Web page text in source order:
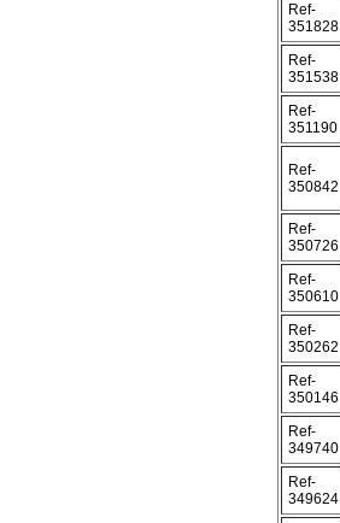
Ref-
351828
Ref-
351538
Ref-
351190
Ref-
350842
Ref-
350726
Ref-
350610
Ref-
350262
Ref-
350146
Ref-
349740
Ref-
349624